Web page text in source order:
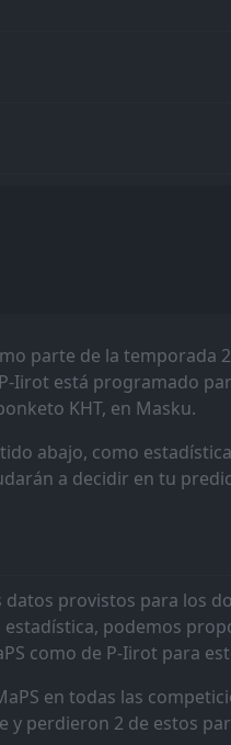
parte de la temporada
Iirot está programado
KHT, en Masku.
abajo, como
a decidir en tu
provistos para los
podemos
como de P-Iirot para
en todas las
y perdieron 2 de estos